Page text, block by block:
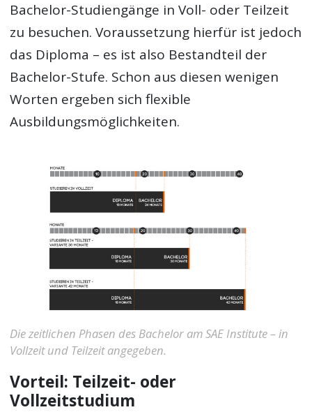
Bachelor-Studiengänge in Voll- oder Teilzeit
zu besuchen. Voraussetzung hierfür ist jedoch
das Diploma – es ist also Bestandteil der
Bachelor-Stufe. Schon aus diesen wenigen
Worten ergeben sich flexible
Ausbildungsmöglichkeiten.
Die zeitlichen Phasen des Bachelor am SAE Institute – in
Vollzeit und Teilzeit angegeben.
Vorteil: Teilzeit- oder
Vollzeitstudium